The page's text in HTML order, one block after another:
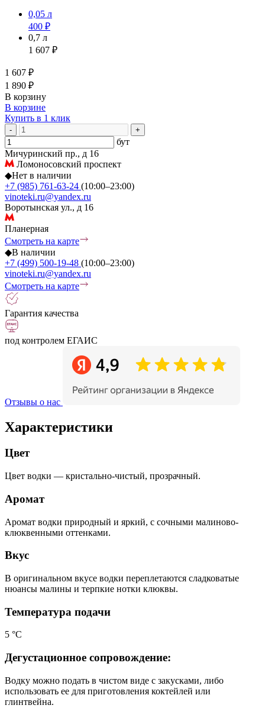
0,05 л
400 ₽
0,7 л
1 607 ₽
1 607 ₽
1 890 ₽
В корзину
В корзине
Купить в 1 клик
- +
бут
Мичуринский пр., д 16
Ломоносовский проспект
◆Нет в наличии
+7 (985) 761-63-24 (10:00–23:00)
vinoteki.ru@yandex.ru
Воротынская ул., д 16
Планерная
Смотреть на карте
◆В наличии
+7 (499) 500-19-48 (10:00–23:00)
vinoteki.ru@yandex.ru
Смотреть на карте
Гарантия качества
под контролем ЕГАИС
Отзывы о нас
Характеристики
Цвет
Цвет водки — кристально-чистый, прозрачный.
Аромат
Аромат водки природный и яркий, с сочными малиново-
клюквенными оттенками.
Вкус
В оригинальном вкусе водки переплетаются сладковатые
нюансы малины и терпкие нотки клюквы.
Температура подачи
5 °С
Дегустационное сопровождение:
Водку можно подать в чистом виде с закусками, либо
использовать ее для приготовления коктейлей или
глинтвейна.